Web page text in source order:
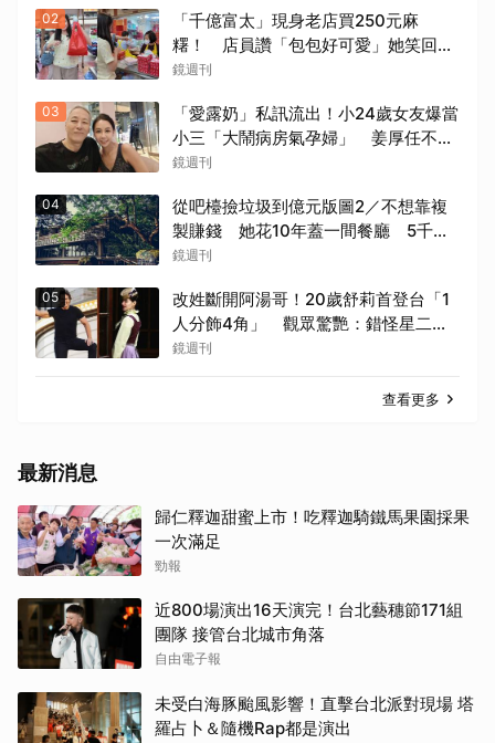
02
「千億富太」現身老店買250元麻
糬！ 店員讚「包包好可愛」她笑回：
我自己做的
鏡週刊
03
「愛露奶」私訊流出！小24歲女友爆當
小三「大鬧病房氣孕婦」 姜厚任不忍
回應了
鏡週刊
04
從吧檯撿垃圾到億元版圖2／不想靠複
製賺錢 她花10年蓋一間餐廳 5千萬
埋在地下瀕臨破產
鏡週刊
05
改姓斷開阿湯哥！20歲舒莉首登台「1
人分飾4角」 觀眾驚艷：錯怪星二代
了
鏡週刊
查看更多
最新消息
歸仁釋迦甜蜜上市！吃釋迦騎鐵馬果園採果
一次滿足
勁報
近800場演出16天演完！台北藝穗節171組
團隊 接管台北城市角落
自由電子報
未受白海豚颱風影響！直擊台北派對現場 塔
羅占卜＆隨機Rap都是演出